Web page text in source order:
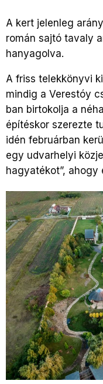
A kert jelenleg
román sajtó tavaly
hanyagolva.
A friss telekkönyvi
mindig a Verestóy
ban birtokolja a
építéskor szerezte
idén februárban
egy udvarhelyi
hagyatékot”, ahogy